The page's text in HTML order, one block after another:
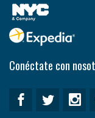
Conéctate con